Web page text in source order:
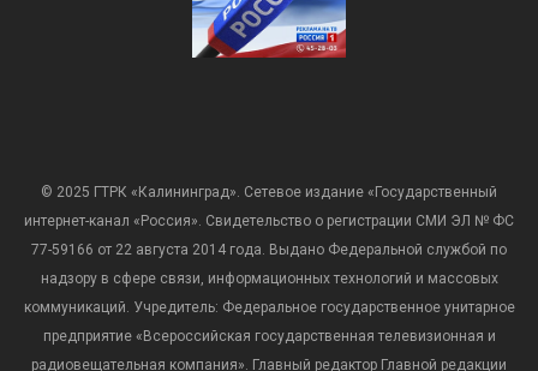
© 2025 ГТРК «Калининград». Сетевое издание «Государственный
интернет-канал «Россия». Свидетельство о регистрации СМИ ЭЛ № ФС
77-59166 от 22 августа 2014 года. Выдано Федеральной службой по
надзору в сфере связи, информационных технологий и массовых
коммуникаций. Учредитель: Федеральное государственное унитарное
предприятие «Всероссийская государственная телевизионная и
радиовещательная компания». Главный редактор Главной редакции